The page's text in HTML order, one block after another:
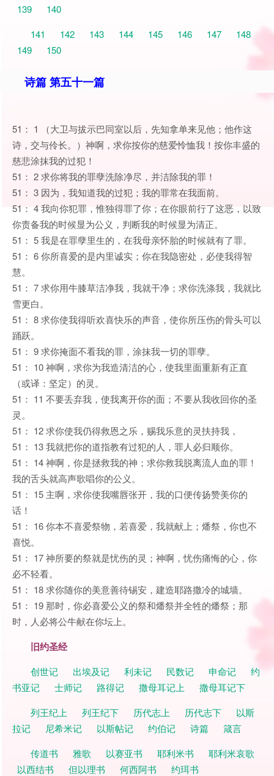
139
140
141
142 143 144 145 146 147
148
149
150
诗篇 第五十一篇
51： 1 （大卫与拔示巴同室以后，先知拿单来见他；他作这
诗，交与伶长。）神啊，求你按你的慈爱怜恤我！按你丰盛的
慈悲涂抹我的过犯！
51： 2 求你将我的罪孽洗除净尽，并洁除我的罪！
51： 3 因为，我知道我的过犯；我的罪常在我面前。
51： 4 我向你犯罪，惟独得罪了你；在你眼前行了这恶，以致
你责备我的时候显为公义，判断我的时候显为清正。
51： 5 我是在罪孽里生的，在我母亲怀胎的时候就有了罪。
51： 6 你所喜爱的是内里诚实；你在我隐密处，必使我得智
慧。
51： 7 求你用牛膝草洁净我，我就干净；求你洗涤我，我就比
雪更白。
51： 8 求你使我得听欢喜快乐的声音，使你所压伤的骨头可以
踊跃。
51： 9 求你掩面不看我的罪，涂抹我一切的罪孽。
51： 10 神啊，求你为我造清洁的心，使我里面重新有正直
（或译：坚定）的灵。
51： 11 不要丢弃我，使我离开你的面；不要从我收回你的圣
灵。
51： 12 求你使我仍得救恩之乐，赐我乐意的灵扶持我，
51： 13 我就把你的道指教有过犯的人，罪人必归顺你。
51： 14 神啊，你是拯救我的神；求你救我脱离流人血的罪！
我的舌头就高声歌唱你的公义。
51： 15 主啊，求你使我嘴唇张开，我的口便传扬赞美你的
话！
51： 16 你本不喜爱祭物，若喜爱，我就献上；燔祭，你也不
喜悦。
51： 17 神所要的祭就是忧伤的灵；神啊，忧伤痛悔的心，你
必不轻看。
51： 18 求你随你的美意善待锡安，建造耶路撒冷的城墙。
51： 19 那时，你必喜爱公义的祭和燔祭并全牲的燔祭；那
时，人必将公牛献在你坛上。
旧约圣经
创世记 出埃及记 利未记 民数记 申命记
约
书亚记
士师记 路得记 撒母耳记上
撒母耳记下
列王纪上
列王纪下 历代志上 历代志下
以斯
拉记
尼希米记 以斯帖记 约伯记 诗篇
箴言
传道书
雅歌 以赛亚书 耶利米书
耶利米哀歌
以西结书
但以理书 何西阿书
约珥书